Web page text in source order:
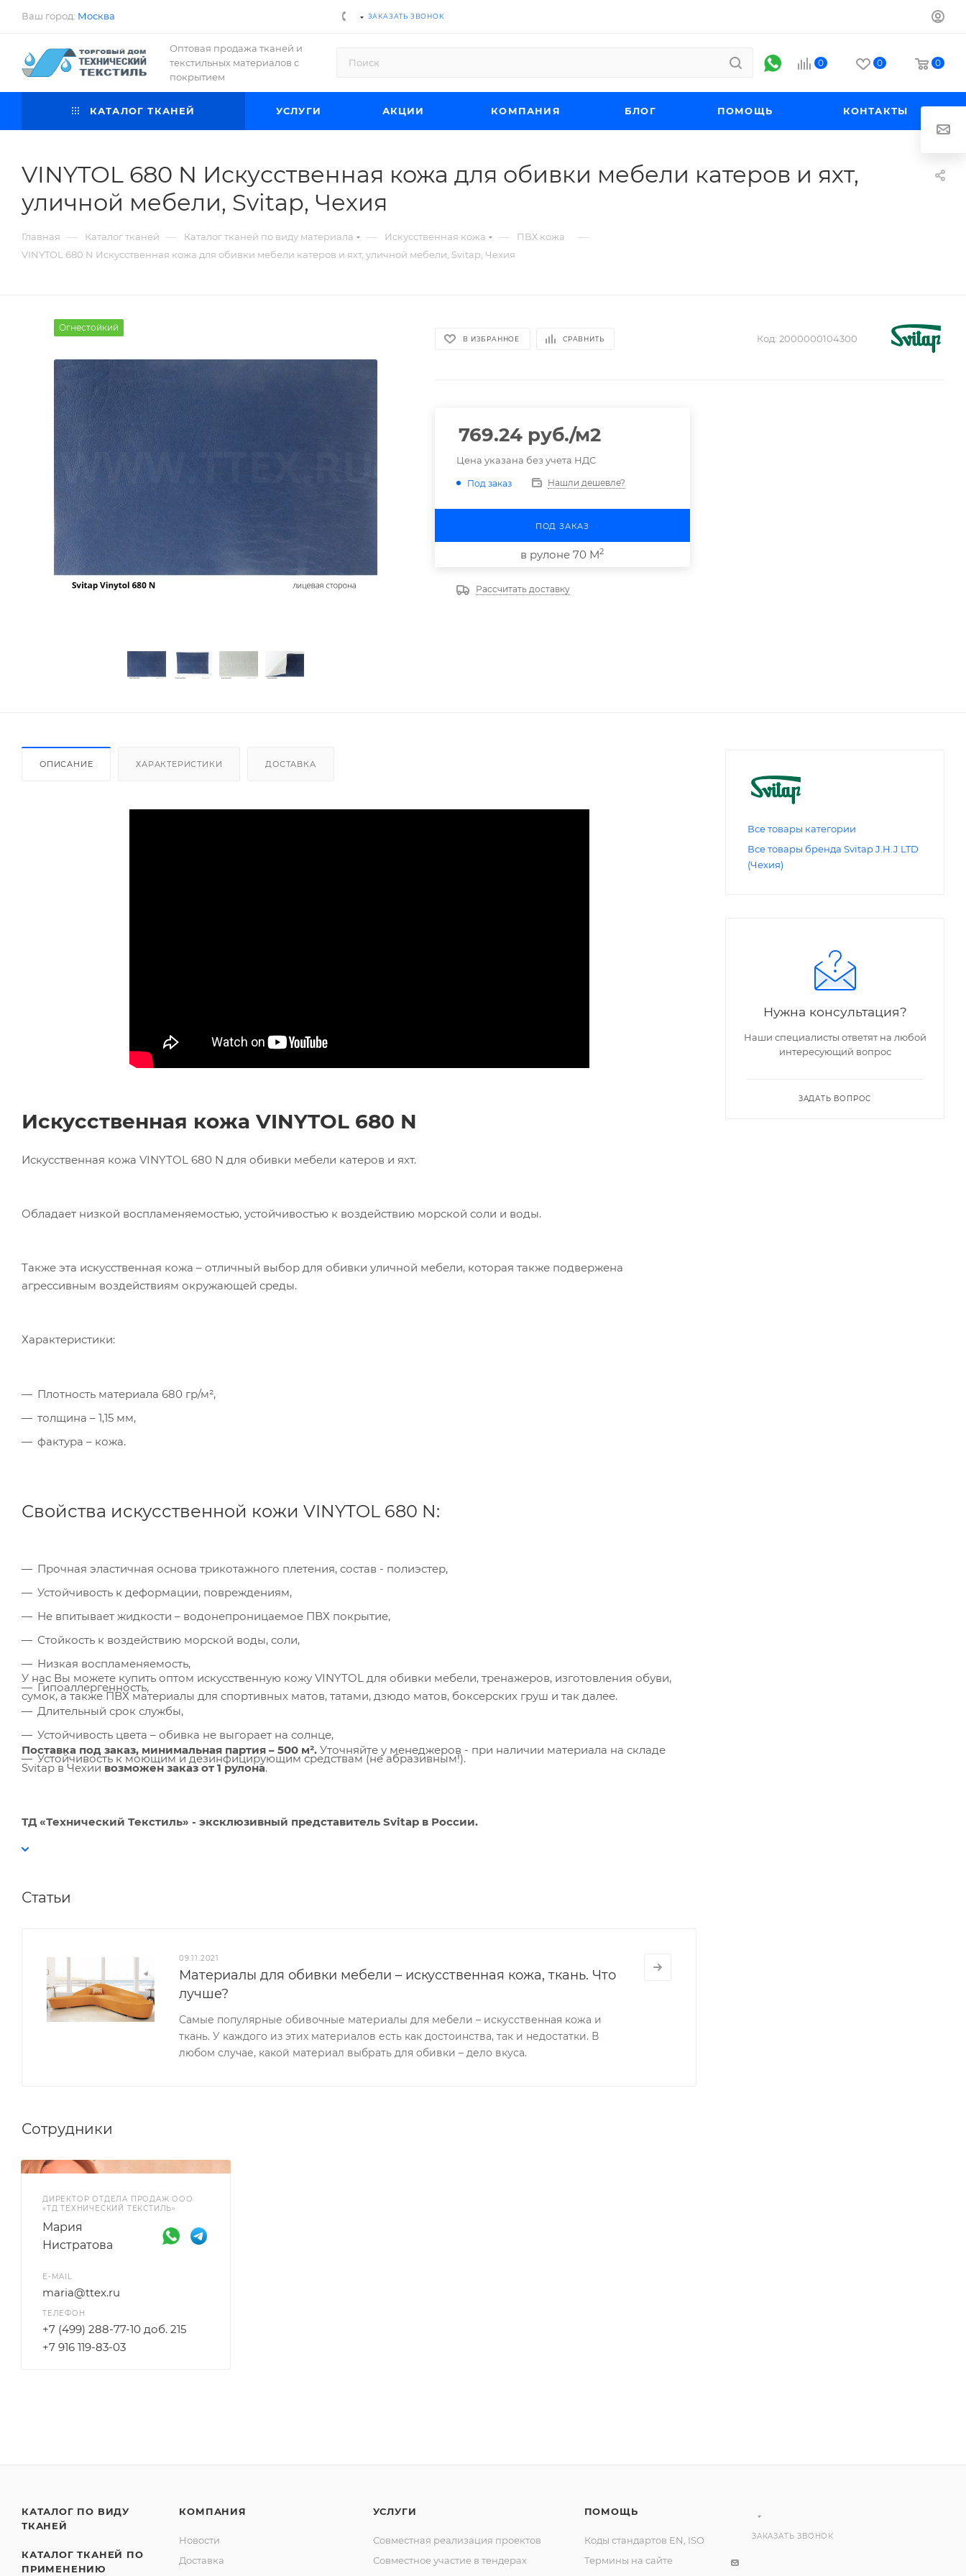
Ваш город: Москва ЗАКАЗАТЬ ЗВОНОК
Оптовая продажа тканей и
текстильных материалов с
покрытием
0 0 0
КАТАЛОГ ТКАНЕЙ УСЛУГИ АКЦИИ КОМПАНИЯ БЛОГ ПОМОЩЬ КОНТАКТЫ
VINYTOL 680 N Искусственная кожа для обивки мебели катеров и яхт,
уличной мебели, Svitap, Чехия
Главная — Каталог тканей — Каталог тканей по виду материала — Искусственная кожа — ПВХ кожа —
VINYTOL 680 N Искусственная кожа для обивки мебели катеров и яхт, уличной мебели, Svitap, Чехия
Огнестойкий
В ИЗБРАННОЕ СРАВНИТЬ Код: 2000000104300
769.24 руб./м2
Цена указана без учета НДС
Под заказ Нашли дешевле?
ПОД ЗАКАЗ
в рулоне 70 М2
Рассчитать доставку
ОПИСАНИЕ ХАРАКТЕРИСТИКИ ДОСТАВКА
Искусственная кожа VINYTOL 680 N
Искусственная кожа VINYTOL 680 N для обивки мебели катеров и яхт.
Обладает низкой воспламеняемостью, устойчивостью к воздействию морской соли и воды.
Также эта искусственная кожа – отличный выбор для обивки уличной мебели, которая также подвержена
агрессивным воздействиям окружающей среды.
Характеристики:
Плотность материала 680 гр/м²,
толщина – 1,15 мм,
фактура – кожа.
Свойства искусственной кожи VINYTOL 680 N:
Прочная эластичная основа трикотажного плетения, состав - полиэстер,
Устойчивость к деформации, повреждениям,
Не впитывает жидкости – водонепроницаемое ПВХ покрытие,
Стойкость к воздействию морской воды, соли,
Низкая воспламеняемость,
Гипоаллергенность,
Длительный срок службы,
Устойчивость цвета – обивка не выгорает на солнце,
Устойчивость к моющим и дезинфицирующим средствам (не абразивным!).
У нас Вы можете купить оптом искусственную кожу VINYTOL для обивки мебели, тренажеров, изготовления обуви,
сумок, а также ПВХ материалы для спортивных матов, татами, дзюдо матов, боксерских груш и так далее.
Поставка под заказ, минимальная партия – 500 м². Уточняйте у менеджеров - при наличии материала на складе
Svitap в Чехии возможен заказ от 1 рулона.
ТД «Технический Текстиль» - эксклюзивный представитель Svitap в России.
Статьи
09.11.2021
Материалы для обивки мебели – искусственная кожа, ткань. Что
лучше?
Самые популярные обивочные материалы для мебели – искусственная кожа и
ткань. У каждого из этих материалов есть как достоинства, так и недостатки. В
любом случае, какой материал выбрать для обивки – дело вкуса.
Сотрудники
ДИРЕКТОР ОТДЕЛА ПРОДАЖ ООО
«ТД ТЕХНИЧЕСКИЙ ТЕКСТИЛЬ»
Мария
Нистратова
E-MAIL
maria@ttex.ru
ТЕЛЕФОН
+7 (499) 288-77-10 доб. 215
+7 916 119-83-03
Все товары категории
Все товары бренда Svitap J.H.J LTD
(Чехия)
Нужна консультация?
Наши специалисты ответят на любой
интересующий вопрос
ЗАДАТЬ ВОПРОС
КАТАЛОГ ПО ВИДУ
ТКАНЕЙ
КАТАЛОГ ТКАНЕЙ ПО
ПРИМЕНЕНИЮ
КОМПАНИЯ
Новости
Доставка
УСЛУГИ
Совместная реализация проектов
Совместное участие в тендерах
ПОМОЩЬ
Коды стандартов EN, ISO
Термины на сайте
ЗАКАЗАТЬ ЗВОНОК
Принять